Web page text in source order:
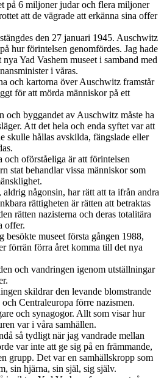
på 6 miljoner judar och flera miljoner
att de vägrade att erkänna sina offer
den 27 januari 1945. Auschwitz
hur förintelsen genomfördes. Jag hade
Yad Vashem museet i samband med
i våras.
och kartorna över Auschwitz framstår
för att mörda människor på ett
och byggandet av Auschwitz måste ha
Att det hela och enda syftet var att
skulle hållas avskilda, fängslade eller
och oförståeliga är att förintelsen
stat behandlar vissa människor som
någonsin, har rätt att ta ifrån andra
rättigheten är rätten att betraktas
rätten nazisterna och deras totalitära
offer.
besökte museet första gången 1988,
förrän förra året komma till det nya
och vandringen igenom utställningar
skildrar den levande blomstrande
Centraleuropa förre nazismen.
och synagogor. Allt som visar hur
var i våra samhällen.
så tydligt när jag vandrade mellan
var inte att ge sig på en främmande,
grupp. Det var en samhällskropp som
sin hjärna, sin själ, sig själv.